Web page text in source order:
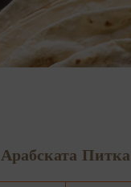
English
Ελληνικά
Арабската Питка